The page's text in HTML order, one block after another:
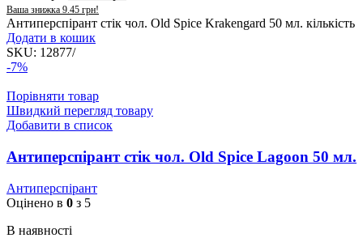
Ваша знижка 9.45 грн!
Антиперспірант стік чол. Old Spice Krakengard 50 мл. кількість
Додати в кошик
SKU: 12877/
-7%
Порівняти товар
Швидкий перегляд товару
Добавити в список
Антиперспірант стік чол. Old Spice Lagoon 50 мл.
Антиперспірант
Оцінено в 0 з 5
В наявності